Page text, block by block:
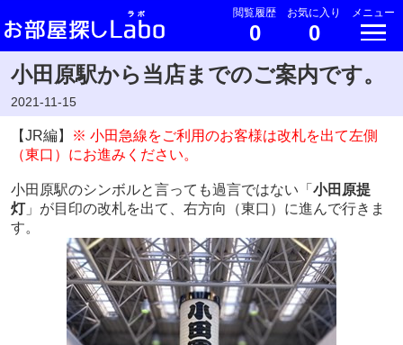
閲覧履歴
0
お気に入り
0
メニュー
小田原駅から当店までのご案内です。
2021-11-15
【JR編】
※ 小田急線をご利用のお客様は改札を出て左側
（東口）にお進みください。
小田原駅のシンボルと言っても過言ではない「 小田原提
灯」が目印の改札を出て、右方向（東口）に進んで行きま
す。